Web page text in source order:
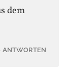
dem
ANTWORTEN